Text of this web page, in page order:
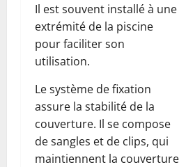
Il est souvent installé à une
extrémité de la piscine
pour faciliter son
utilisation.
Le système de fixation
assure la stabilité de la
couverture. Il se compose
de sangles et de clips, qui
maintiennent la couverture